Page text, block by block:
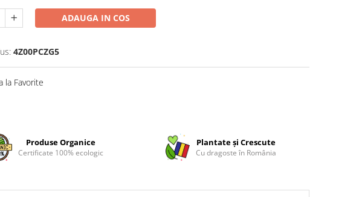
ADAUGA IN COS
4Z00PCZG5
la Favorite
Produse Organice
Certificate 100% ecologic
Plantate și Crescute
Cu dragoste în România